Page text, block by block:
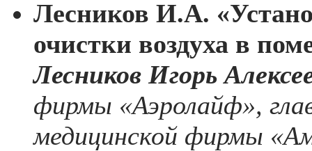
Лесников И.А.
очистки воздуха в
Лесников Игорь
фирмы «Аэролайф»,
медицинской фирмы